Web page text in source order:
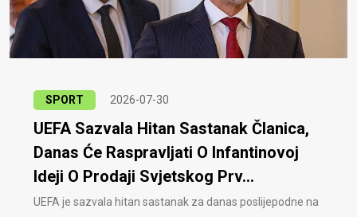
SPORT 2026-07-30
UEFA Sazvala Hitan Sastanak Članica,
Danas Će Raspravljati O Infantinovoj
Ideji O Prodaji Svjetskog Prv...
UEFA je sazvala hitan sastanak za danas poslijepodne na